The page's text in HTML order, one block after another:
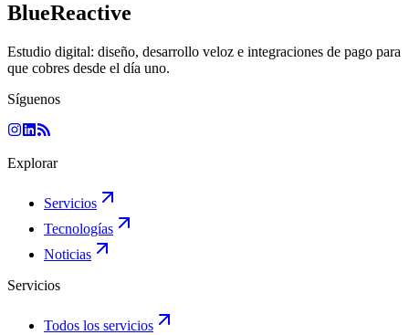
BlueReactive
Estudio digital: diseño, desarrollo veloz e integraciones de pago para
que cobres desde el día uno.
Síguenos
Explorar
Servicios
Tecnologías
Noticias
Servicios
Todos los servicios